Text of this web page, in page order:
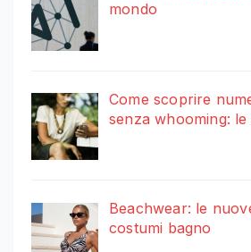
mondo
Come scoprire
senza whooming:
Beachwear: le
costumi bagno